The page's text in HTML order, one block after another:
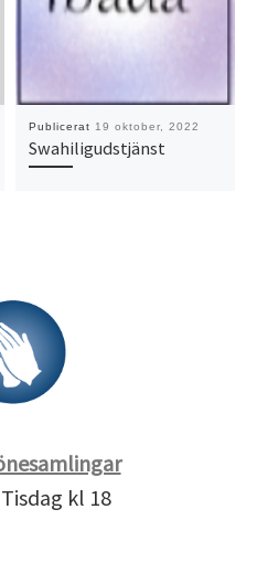
Publicerat 19 oktober, 2022
Swahiligudstjänst
kl 18